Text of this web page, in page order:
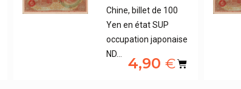
Chine, billet de 100
Yen en état SUP
occupation japonaise
ND…
4,90 €